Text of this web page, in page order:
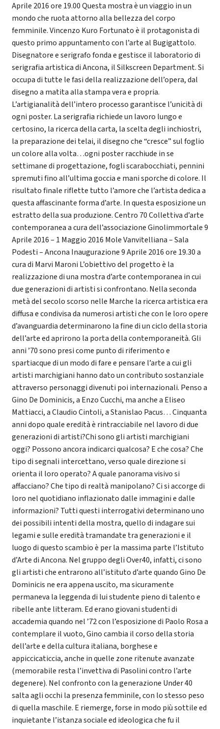
Aprile 2016 ore 19.00 Questa mostra è un viaggio in un
mondo che ruota attorno alla bellezza del corpo
femminile. Vincenzo Kuro Fortunato è il protagonista di
questo primo appuntamento con l’arte al Bugigattolo.
Disegnatore e serigrafo fonda e gestisce il laboratorio di
serigrafia artistica di Ancona, il Silkscreen Department. Si
occupa di tutte le fasi della realizzazione dell’opera, dal
disegno a matita alla stampa vera e propria.
L’artigianalità dell’intero processo garantisce l’unicità di
ogni poster. La serigrafia richiede un lavoro lungo e
certosino, la ricerca della carta, la scelta degli inchiostri,
la preparazione dei telai, il disegno che “cresce” sul foglio
un colore alla volta…ogni poster racchiude in se
settimane di progettazione, fogli scarabocchiati, pennini
spremuti fino all’ultima goccia e mani sporche di colore. Il
risultato finale riflette tutto l’amore che l’artista dedica a
questa affascinante forma d’arte. In questa esposizione un
estratto della sua produzione. Centro 70 Collettiva d’arte
contemporanea a cura dell’associazione Ginolimmortale 9
Aprile 2016 – 1 Maggio 2016 Mole Vanvitelliana – Sala
Podesti – Ancona Inaugurazione 9 Aprile 2016 ore 19.30 a
cura di Marvi Maroni L’obiettivo del progetto è la
realizzazione di una mostra d’arte contemporanea in cui
due generazioni di artisti si confrontano. Nella seconda
metà del secolo scorso nelle Marche la ricerca artistica era
diffusa e condivisa da numerosi artisti che con le loro opere
d’avanguardia determinarono la fine di un ciclo della storia
dell’arte ed aprirono la porta della contemporaneità. Gli
anni ’70 sono presi come punto di riferimento e
spartiacque di un modo di fare e pensare l’arte a cui gli
artisti marchigiani hanno dato un contributo sostanziale
attraverso personaggi divenuti poi internazionali. Penso a
Gino De Dominicis, a Enzo Cucchi, ma anche a Eliseo
Mattiacci, a Claudio Cintoli, a Stanislao Pacus… Cinquanta
anni dopo quale eredità è rintracciabile nel lavoro di due
generazioni di artisti?Chi sono gli artisti marchigiani
oggi? Possono ancora indicarci qualcosa? E che cosa? Che
tipo di segnali intercettano, verso quale direzione si
orienta il loro operato? A quale panorama visivo si
affacciano? Che tipo di realtà manipolano? Ci si accorge di
loro nel quotidiano inflazionato dalle immagini e dalle
informazioni? Tutti questi interrogativi determinano uno
dei possibili intenti della mostra, quello di indagare sui
legami e sulle eredità tramandate tra generazioni e il
luogo di questo scambio è per la massima parte l’Istituto
d’Arte di Ancona. Nel gruppo degli Over40, infatti, ci sono
gli artisti che entrarono all’istituto d’arte quando Gino De
Dominicis ne era appena uscito, ma sicuramente
permaneva la leggenda di lui studente pieno di talento e
ribelle ante litteram. Ed erano giovani studenti di
accademia quando nel ’72 con l’esposizione di Paolo Rosa a
contemplare il vuoto, Gino cambia il corso della storia
dell’arte e della cultura italiana, borghese e
appiccicaticcia, anche in quelle zone ritenute avanzate
(memorabile resta l’invettiva di Pasolini contro l’arte
degenere). Nel confronto con la generazione Under 40
salta agli occhi la presenza femminile, con lo stesso peso
di quella maschile. E riemerge, forse in modo più sottile ed
inquietante l’istanza sociale ed ideologica che fu il